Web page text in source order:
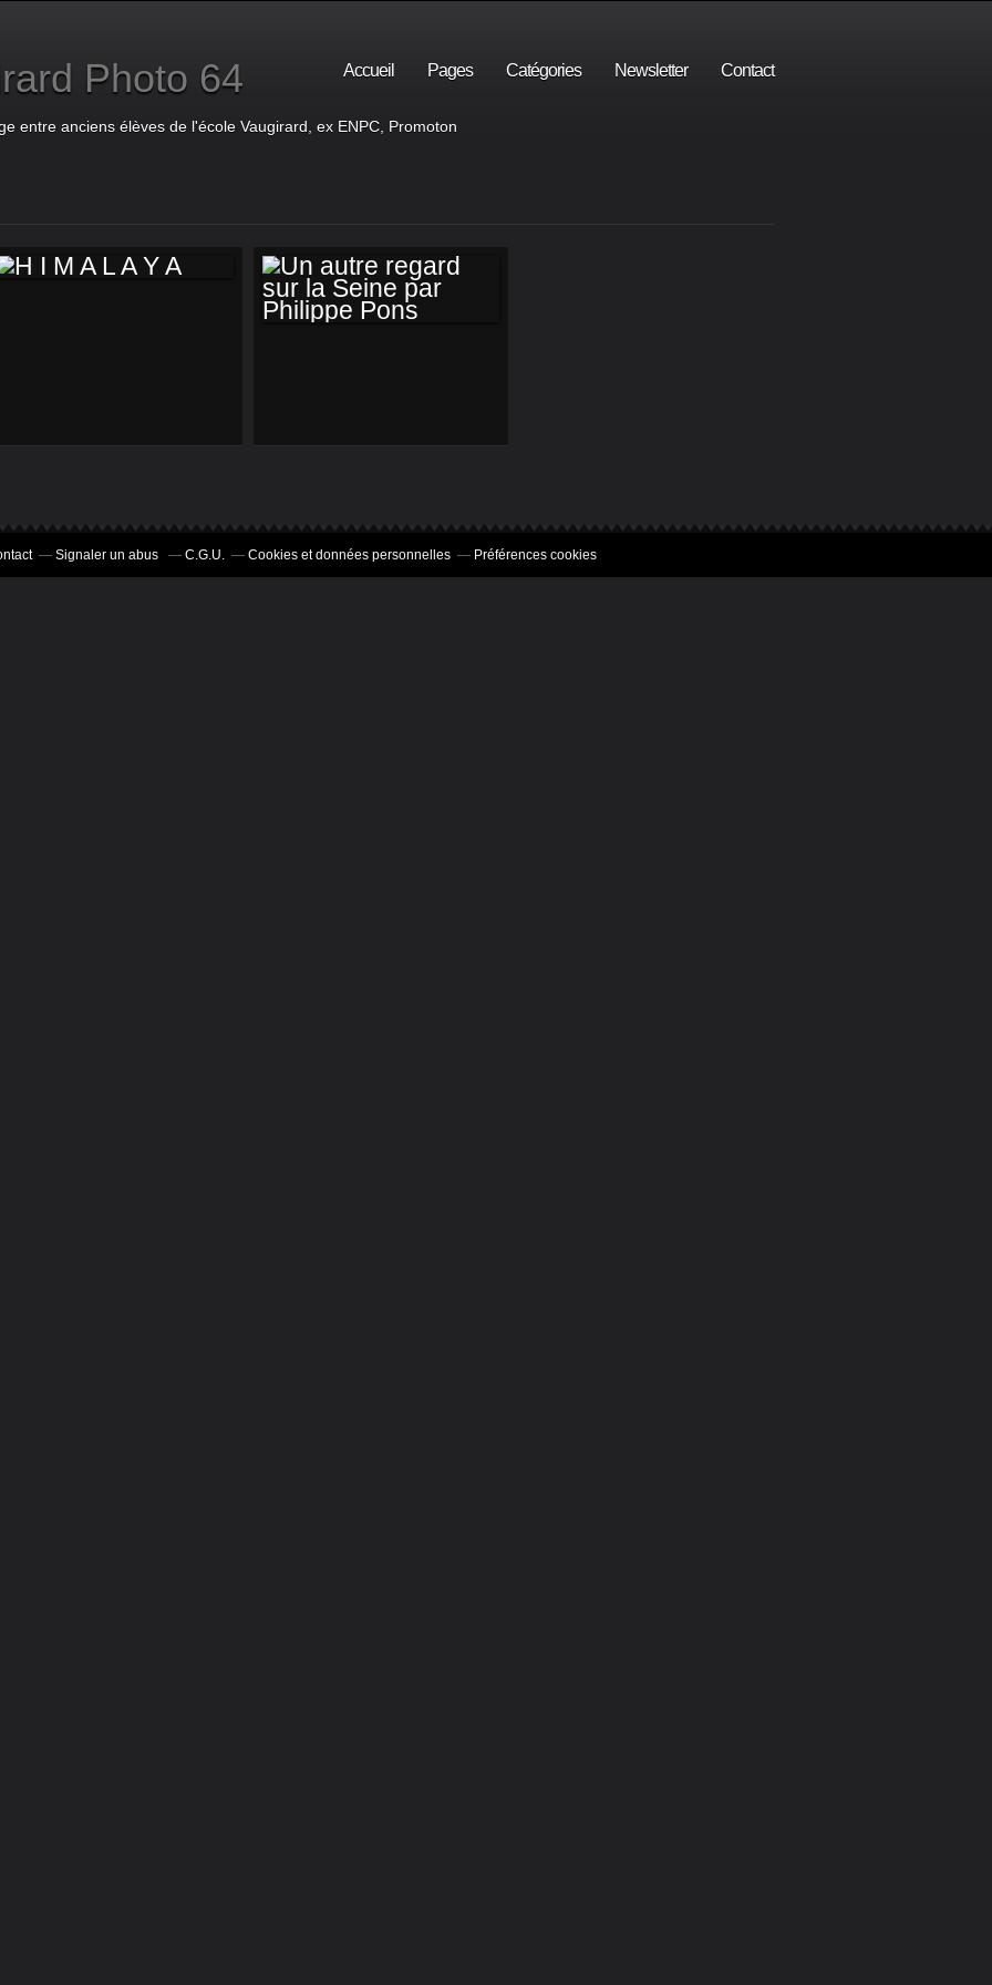
Photo 64
entre anciens élèves de l'école Vaugirard, ex ENPC, Promoton
Accueil Pages Catégories Newsletter Contact
PHILIPPE PONS
Signaler un abus C.G.U. Cookies et données personnelles Préférences cookies